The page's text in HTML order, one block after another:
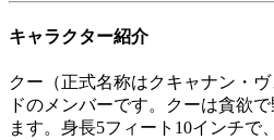
キャラクター紹介
クー（正式名称はクキャナン・
ドのメンバーです。クーは貪欲
ます。身長5フィート10インチ